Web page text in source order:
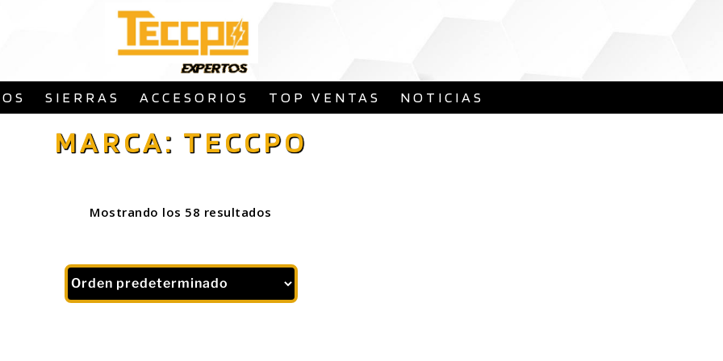
al
contenido
SIERRAS ACCESORIOS TOP VENTAS NOTICIAS
MARCA: TECCPO
Mostrando los 58 resultados